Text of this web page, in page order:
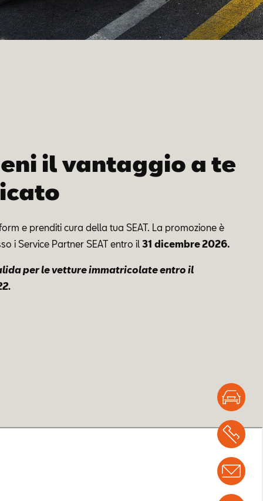
il vantaggio a te
e prenditi cura della tua SEAT. La promozione è
i Service Partner SEAT entro il 31 dicembre 2026.
per le vetture immatricolate entro il